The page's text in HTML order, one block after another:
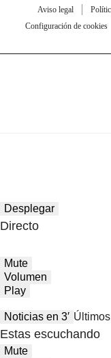
Aviso legal
Configuración de cookies
Desplegar
Directo
Mute
Volumen
Play
Noticias en 3′
Estas escuchando
Mute